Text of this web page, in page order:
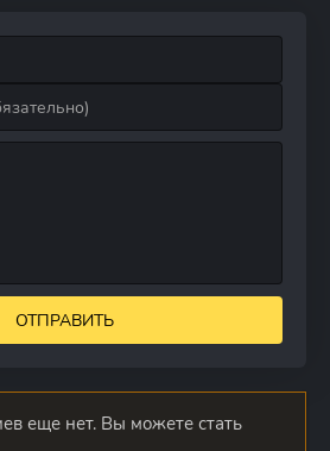
ОТПРАВИТЬ
еще нет. Вы можете стать